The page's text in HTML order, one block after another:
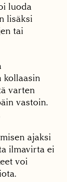
luoda
lisäksi
tai
kollaasin
varten
vastoin.
ajaksi
ilmavirta ei
voi